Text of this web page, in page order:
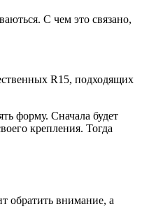
С чем это связано,
R15, подходящих
форму. Сначала будет
крепления. Тогда
обратить внимание, а